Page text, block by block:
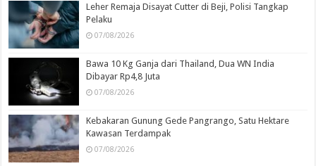
Leher Remaja Disayat Cutter di Beji, Polisi Tangkap
Pelaku
07/08/2026
Bawa 10 Kg Ganja dari Thailand, Dua WN India
Dibayar Rp4,8 Juta
07/08/2026
Kebakaran Gunung Gede Pangrango, Satu Hektare
Kawasan Terdampak
07/08/2026